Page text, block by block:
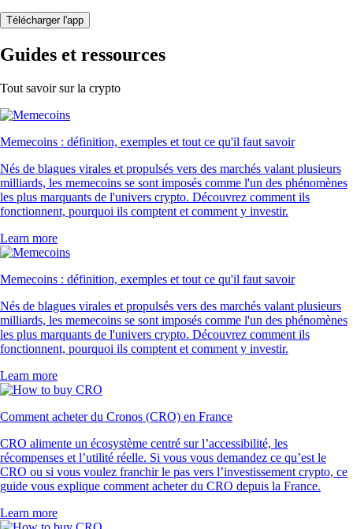
Télécharger l'app
Guides et ressources
Tout savoir sur la crypto
Memecoins : définition, exemples et tout ce qu'il faut savoir
Nés de blagues virales et propulsés vers des marchés valant plusieurs
milliards, les memecoins se sont imposés comme l'un des phénomènes
les plus marquants de l'univers crypto. Découvrez comment ils
fonctionnent, pourquoi ils comptent et comment y investir.
Learn more
Memecoins : définition, exemples et tout ce qu'il faut savoir
Nés de blagues virales et propulsés vers des marchés valant plusieurs
milliards, les memecoins se sont imposés comme l'un des phénomènes
les plus marquants de l'univers crypto. Découvrez comment ils
fonctionnent, pourquoi ils comptent et comment y investir.
Learn more
Comment acheter du Cronos (CRO) en France
CRO alimente un écosystème centré sur l’accessibilité, les
récompenses et l’utilité réelle. Si vous vous demandez ce qu’est le
CRO ou si vous voulez franchir le pas vers l’investissement crypto, ce
guide vous explique comment acheter du CRO depuis la France.
Learn more